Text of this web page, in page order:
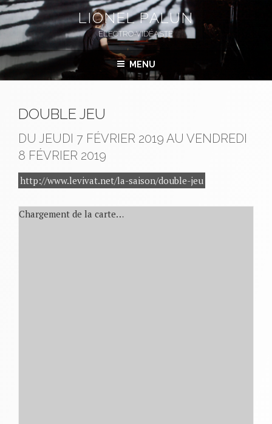
Aller
au
contenu
principal
LIONEL PALUN
ELECTRO-VIDÉASTE
MENU
DOUBLE JEU
DU JEUDI 7 FÉVRIER 2019 AU VENDREDI
8 FÉVRIER 2019
http://www.levivat.net/la-saison/double-jeu
Chargement de la carte…